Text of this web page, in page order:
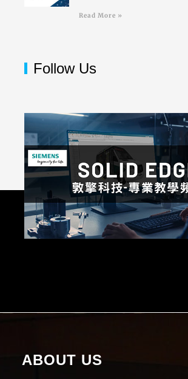
Read More »
Follow Us
ABOUT US